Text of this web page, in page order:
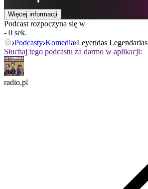
Więcej informacji
Podcast rozpoczyna się w
- 0 sek.
Podcasty Komedia Leyendas Legendarias
Słuchaj tego podcastu za darmo w aplikacji:
radio.pl